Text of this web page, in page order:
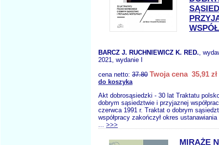
BARCZ J. RUCHNIEWICZ K. RED.,
2021, wydanie I
cena netto: 37.80 Twoja cena 35,91 zł
do koszyka
Akt dobrosąsiedzki - 30 lat Traktatu
dobrym sąsiedztwie i przyjaznej
czerwca 1991 r. Traktat o dobrym
współpracy zakończył okres
... >>>
MIRAŻE